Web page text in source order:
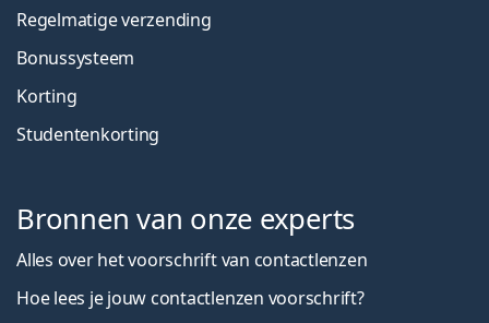
Regelmatige verzending
Bonussysteem
Korting
Studentenkorting
Bronnen van onze experts
Alles over het voorschrift van contactlenzen
Hoe lees je jouw contactlenzen voorschrift?